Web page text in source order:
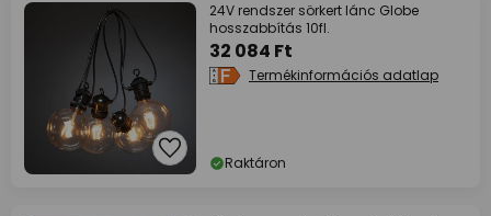
24V rendszer sörkert lánc Globe
hosszabbítás 10fl.
32 084 Ft
Termékinformációs adatlap
Raktáron